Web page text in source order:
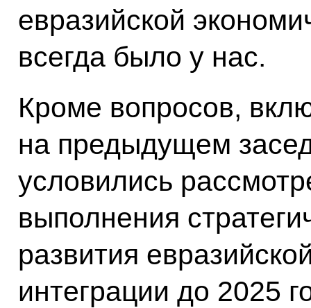
евразийской
всегда было у нас.
Кроме вопросов,
на предыдущем
условились
выполнения
развития
интеграции до 2025